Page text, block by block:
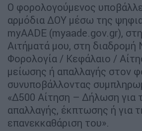
Ο φορολογούμενος
αρμόδια ΔΟΥ μέσω της
myAADE (myaade.gov.gr),
Αιτήματά μου, στη διαδρομή
Φορολογία / Κεφάλαιο /
μείωσης ή απαλλαγής στον
συνυποβάλλοντας
«Δ500 Αίτηση – Δήλωση για
απαλλαγής, έκπτωσης ή για
επανεκκαθάριση του».